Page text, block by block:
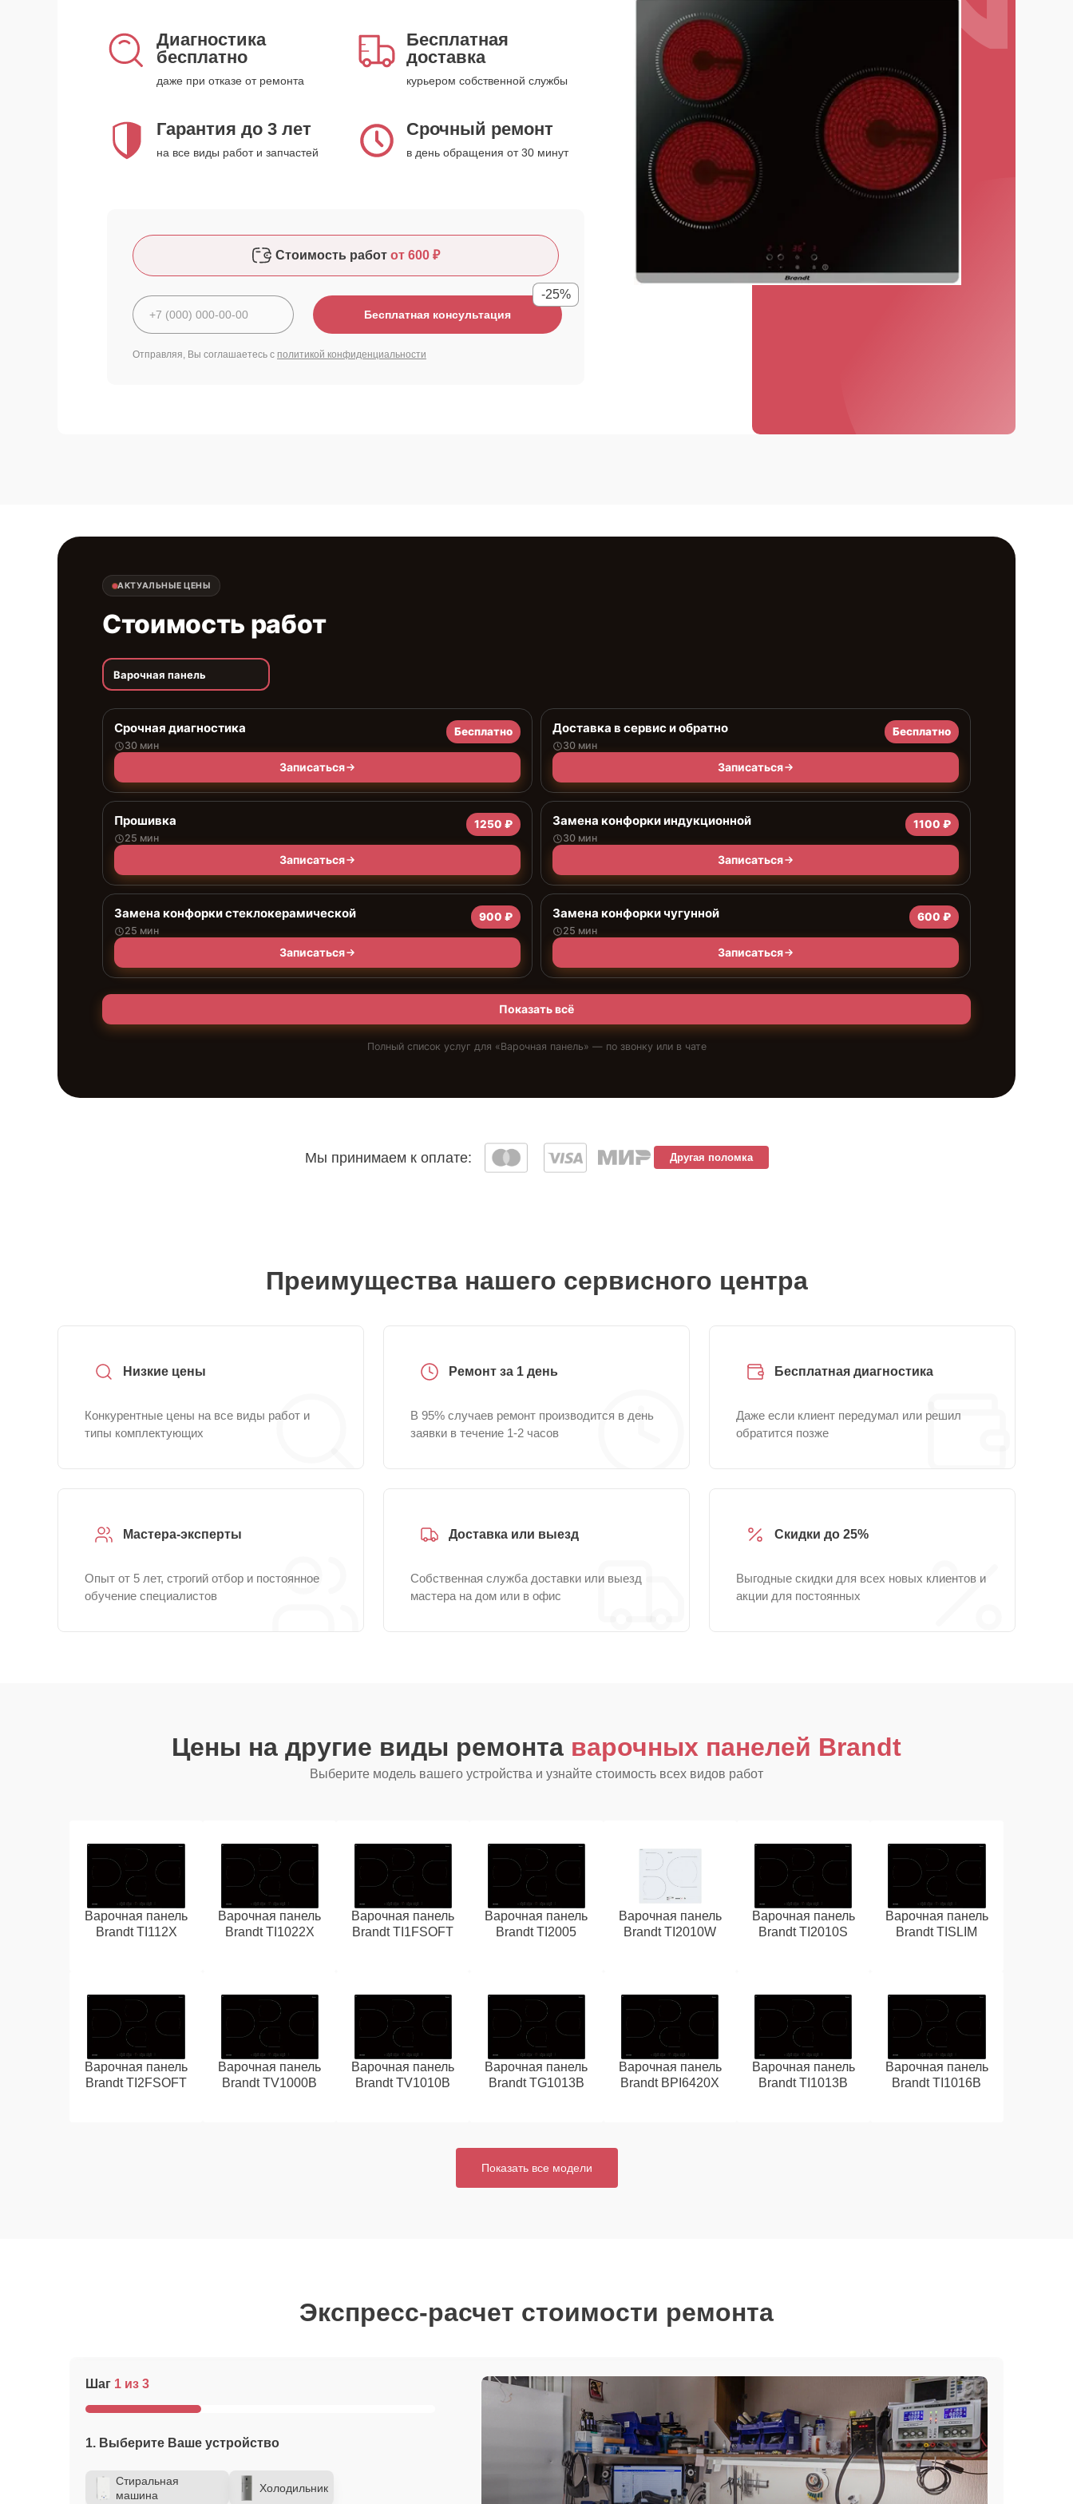
Диагностика
бесплатно
даже при отказе от ремонта
Бесплатная
доставка
курьером собственной службы
Гарантия до 3 лет
на все виды работ и запчастей
Срочный ремонт
в день обращения от 30 минут
Стоимость работ от 600 ₽
Бесплатная консультация
-25%
Отправляя, Вы соглашаетесь с политикой конфиденциальности
АКТУАЛЬНЫЕ ЦЕНЫ
Стоимость работ
Варочная панель
Срочная диагностика
30 мин
Бесплатно
Записаться
Доставка в сервис и обратно
30 мин
Бесплатно
Записаться
Прошивка
25 мин
1250 ₽
Записаться
Замена конфорки индукционной
30 мин
1100 ₽
Записаться
Замена конфорки стеклокерамической
25 мин
900 ₽
Записаться
Замена конфорки чугунной
25 мин
600 ₽
Записаться
Показать всё
Полный список услуг для «Варочная панель» — по звонку или в чате
Мы принимаем к оплате: Другая поломка
Преимущества нашего сервисного центра
Низкие цены
Конкурентные цены на все виды работ и
типы комплектующих
Ремонт за 1 день
В 95% случаев ремонт производится в день
заявки в течение 1-2 часов
Бесплатная диагностика
Даже если клиент передумал или решил
обратится позже
Мастера-эксперты
Опыт от 5 лет, строгий отбор и постоянное
обучение специалистов
Доставка или выезд
Собственная служба доставки или выезд
мастера на дом или в офис
Скидки до 25%
Выгодные скидки для всех новых клиентов и
акции для постоянных
Цены на другие виды ремонта варочных панелей Brandt
Выберите модель вашего устройства и узнайте стоимость всех видов работ
Варочная панель
Brandt TI112X
Варочная панель
Brandt TI1022X
Варочная панель
Brandt TI1FSOFT
Варочная панель
Brandt TI2005
Варочная панель
Brandt TI2010W
Варочная панель
Brandt TI2010S
Варочная панель
Brandt TISLIM
Варочная панель
Brandt TI2FSOFT
Варочная панель
Brandt TV1000B
Варочная панель
Brandt TV1010B
Варочная панель
Brandt TG1013B
Варочная панель
Brandt BPI6420X
Варочная панель
Brandt TI1013B
Варочная панель
Brandt TI1016B
Показать все модели
Экспресс-расчет стоимости ремонта
Шаг 1 из 3
1. Выберите Ваше устройство
Стиральная
машина
Холодильник